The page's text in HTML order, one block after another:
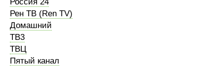
Рен ТВ (Ren TV)
Домашний
ТВ3
ТВЦ
Пятый канал